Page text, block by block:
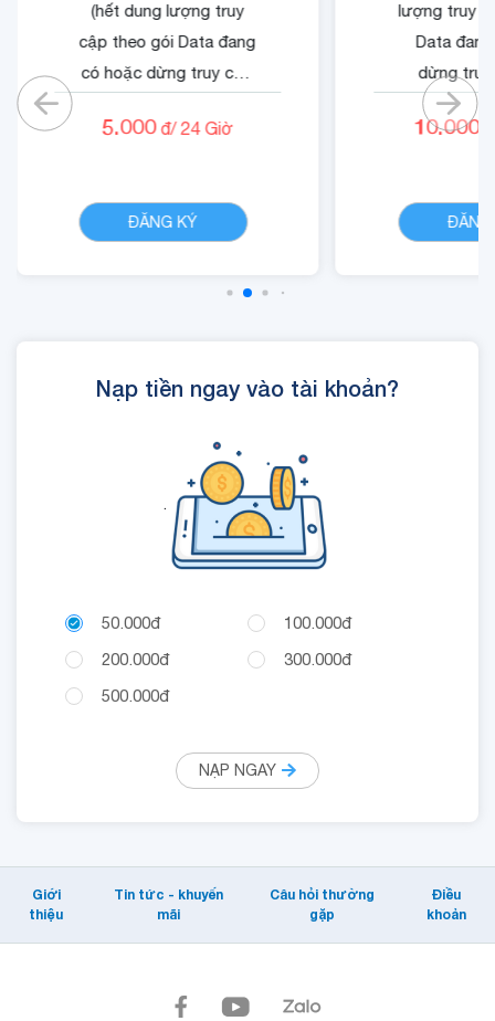
(hết dung lượng truy
cập theo gói Data đang
có hoặc dừng truy cập
- Cộng 500 RUBY.
5.000đ/ 24 Giờ
ĐĂNG KÝ
lượng truy
Data
dừng truy
không
- Quyền lợi
10.000
ĐĂNG
Nạp tiền ngay vào tài khoản?
.
50.000đ
100.000đ
200.000đ
300.000đ
500.000đ
NẠP NGAY
Giới
thiệu
Tin tức - khuyến
mãi
Câu hỏi thường
gặp
Điều
khoản